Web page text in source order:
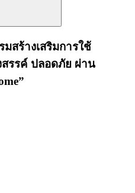
มสร้างเสริมการใช้
สรรค์ ปลอดภัย ผ่าน